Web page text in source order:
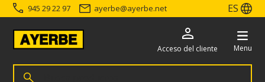
945 29 22 97 ayerbe@ayerbe.net ES
Busca productos
Acceso del cliente Menu